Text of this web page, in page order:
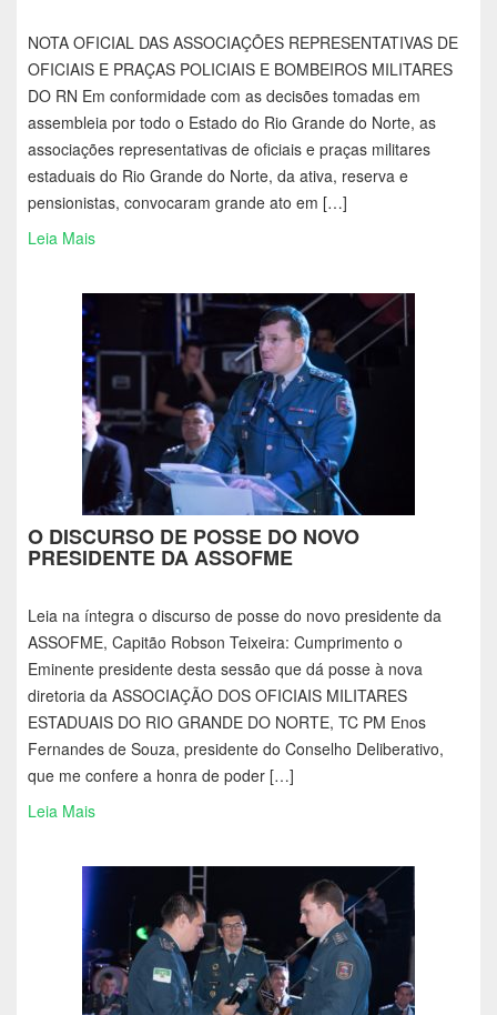
NOTA OFICIAL DAS ASSOCIAÇÕES REPRESENTATIVAS DE
OFICIAIS E PRAÇAS POLICIAIS E BOMBEIROS MILITARES
DO RN Em conformidade com as decisões tomadas em
assembleia por todo o Estado do Rio Grande do Norte, as
associações representativas de oficiais e praças militares
estaduais do Rio Grande do Norte, da ativa, reserva e
pensionistas, convocaram grande ato em […]
Leia Mais
O DISCURSO DE POSSE DO NOVO
PRESIDENTE DA ASSOFME
Leia na íntegra o discurso de posse do novo presidente da
ASSOFME, Capitão Robson Teixeira: Cumprimento o
Eminente presidente desta sessão que dá posse à nova
diretoria da ASSOCIAÇÃO DOS OFICIAIS MILITARES
ESTADUAIS DO RIO GRANDE DO NORTE, TC PM Enos
Fernandes de Souza, presidente do Conselho Deliberativo,
que me confere a honra de poder […]
Leia Mais